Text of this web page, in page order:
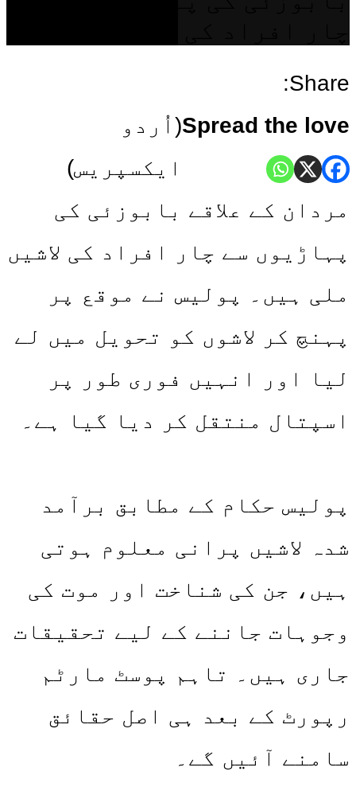
Share:
Spread the love(اُردو
ایکسپریس)
مردان کے علاقے بابوزئی کی
پہاڑیوں سے چار افراد کی لاشیں
ملی ہیں۔ پولیس نے موقع پر
پہنچ کر لاشوں کو تحویل میں لے
لیا اور انہیں فوری طور پر
اسپتال منتقل کر دیا گیا ہے۔
پولیس حکام کے مطابق برآمد
شدہ لاشیں پرانی معلوم ہوتی
ہیں، جن کی شناخت اور موت کی
وجوہات جاننے کے لیے تحقیقات
جاری ہیں۔ تاہم پوسٹ مارٹم
رپورٹ کے بعد ہی اصل حقائق
سامنے آئیں گے۔